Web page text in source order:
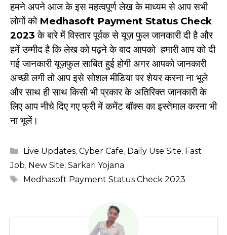
हमने अपने आज के इस महत्वपूर्ण लेख के माध्यम से आप सभी
लोगों को Medhasoft Payment Status Check
2023के बारे में विस्तार पूर्वक से यूज़ फुल जानकारी दी है और
हमें उम्मीद है कि लेख को पढ़ने के बाद आपको हमारी आप को दी
गई जानकारी यूज़फुल साबित हुई होगी अगर आपको जानकारी
अच्छी लगी तो आप इसे सोशल मीडिया पर शेयर करना ना भूले
और साथ ही साथ किसी भी प्रकार के अतिरिक्त जानकारी के
लिए आप नीचे दिए गए फ्री में कमेंट बॉक्स का इस्तेमाल करना भी
ना भूलें।
Categories
Live Updates, Cyber Cafe, Daily Use Site, Fast
Job, New Site, Sarkari Yojana
Tags
Medhasoft Payment Status Check 2023